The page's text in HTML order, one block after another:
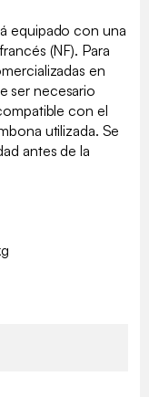
equipado con una
(NF). Para
en
ser necesario
con el
utilizada. Se
antes de la